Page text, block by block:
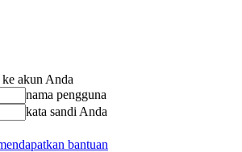
akun Anda
nama pengguna
kata sandi Anda
bantuan